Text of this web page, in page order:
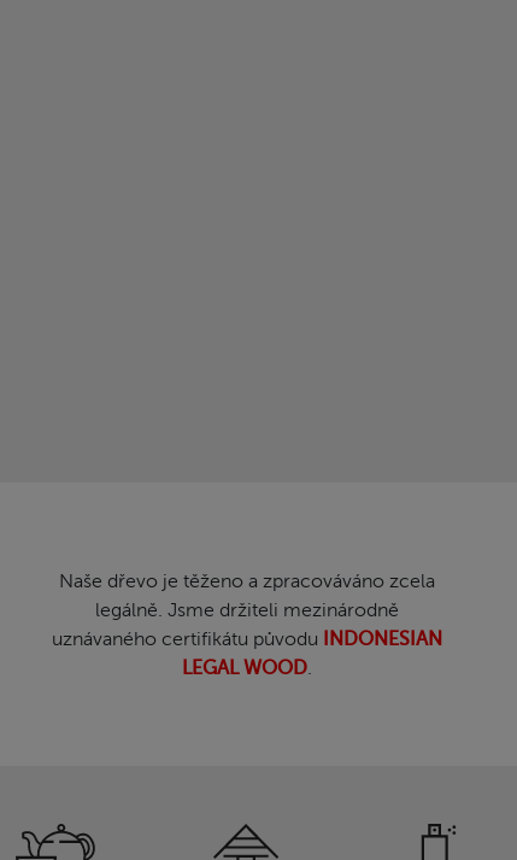
Naše dřevo je těženo a zpracováváno zcela
legálně. Jsme držiteli mezinárodně
uznávaného certifikátu původu
INDONESIAN
LEGAL WOOD